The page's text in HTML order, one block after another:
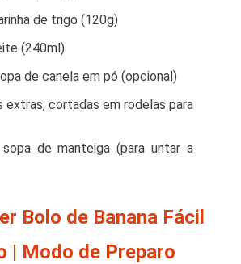
de trigo (120g)
(240ml)
de canela em pó (opcional)
extras, cortadas em rodelas para
de manteiga (para untar a
Bolo de Banana Fácil
| Modo de Preparo